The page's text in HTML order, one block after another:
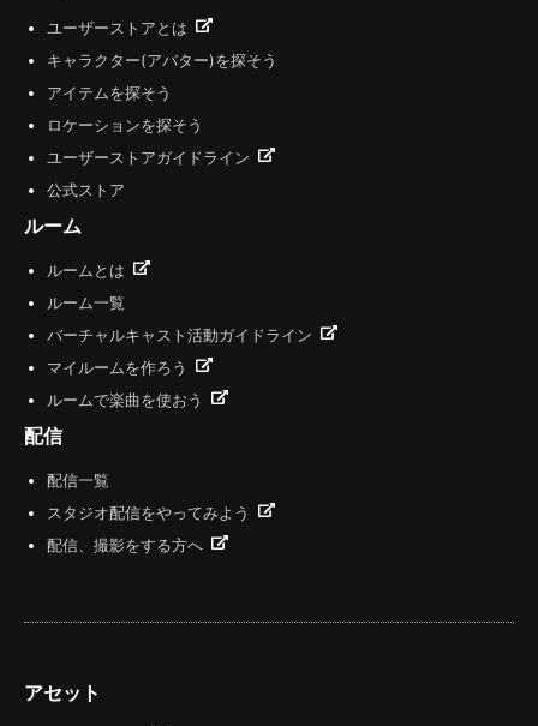
ユーザーストアとは
キャラクター(アバター)を探そう
アイテムを探そう
ロケーションを探そう
ユーザーストアガイドライン
公式ストア
ルーム
ルームとは
ルーム一覧
バーチャルキャスト活動ガイドライン
マイルームを作ろう
ルームで楽曲を使おう
配信
配信一覧
スタジオ配信をやってみよう
配信、撮影をする方へ
アセット